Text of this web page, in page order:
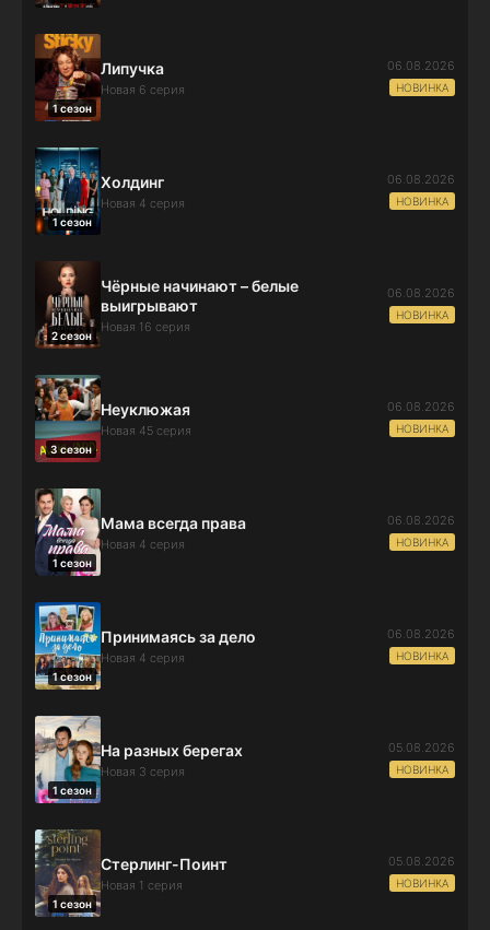
1 сезон
Липучка
Новая 6 серия
06.08.2026
НОВИНКА
1 сезон
Холдинг
Новая 4 серия
06.08.2026
НОВИНКА
2 сезон
Чёрные начинают – белые
выигрывают
Новая 16 серия
06.08.2026
НОВИНКА
3 сезон
Неуклюжая
Новая 45 серия
06.08.2026
НОВИНКА
1 сезон
Мама всегда права
Новая 4 серия
06.08.2026
НОВИНКА
1 сезон
Принимаясь за дело
Новая 4 серия
06.08.2026
НОВИНКА
1 сезон
На разных берегах
Новая 3 серия
05.08.2026
НОВИНКА
1 сезон
Стерлинг-Поинт
Новая 1 серия
05.08.2026
НОВИНКА